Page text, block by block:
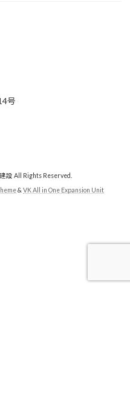
号
設 All Rights Reserved.
& VK All in One Expansion Unit